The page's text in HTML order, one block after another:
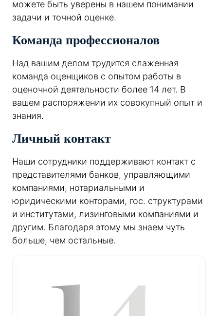
можете быть уверены в нашем понимании
задачи и точной оценке.
Команда профессионалов
Над вашим делом трудится слаженная
команда оценщиков с опытом работы в
оценочной деятельности более 14 лет. В
вашем распоряжении их совокупный опыт и
знания.
Личный контакт
Наши сотрудники поддерживают контакт с
представителями банков, управляющими
компаниями, нотариальными и
юридическими конторами, гос. структурами
и институтами, лизинговыми компаниями и
другим. Благодаря этому мы знаем чуть
больше, чем остальные.